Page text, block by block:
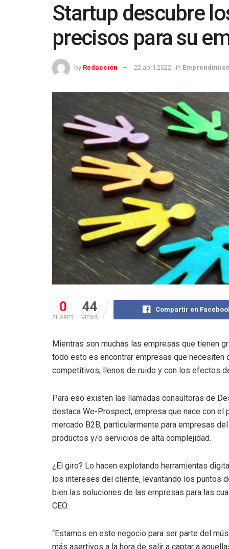
Startup descubre
precisos para su
by Redacción 22 abril 2022 in
0
SHARES
44
VIEWS
Compartir en
Mientras son muchas las empresas que tienen
todo esto es encontrar empresas que
competitivos, llenos de ruido y con los efectos
Para eso existen las llamadas consultoras de
destaca We-Prospect, empresa que nace con
mercado B2B, particularmente para empresas
productos y/o servicios de alta complejidad.
¿El giro? Lo hacen explotando herramientas
los intereses del cliente, levantando los puntos
bien las soluciones de las empresas para las
CEO.
“Estamos en este negocio para ser parte del
más asertivos a la hora de salir a captar a